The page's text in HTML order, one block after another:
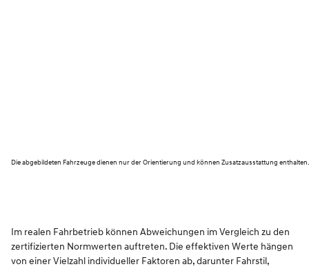
Die abgebildeten Fahrzeuge dienen nur der Orientierung und können Zusatzausstattung enthalten.
Im realen Fahrbetrieb können Abweichungen im Vergleich zu den
zertifizierten Normwerten auftreten. Die effektiven Werte hängen
von einer Vielzahl individueller Faktoren ab, darunter Fahrstil,